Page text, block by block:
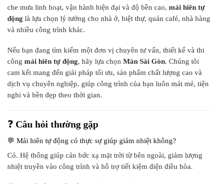
che mưa linh hoạt, vận hành hiện đại và độ bền cao, mái hiên tự
động là lựa chọn lý tưởng cho nhà ở, biệt thự, quán café, nhà hàng
và nhiều công trình khác.
Nếu bạn đang tìm kiếm một đơn vị chuyên tư vấn, thiết kế và thi
công mái hiên tự động, hãy lựa chọn Màn Sài Gòn. Chúng tôi
cam kết mang đến giải pháp tối ưu, sản phẩm chất lượng cao và
dịch vụ chuyên nghiệp, giúp công trình của bạn luôn mát mẻ, tiện
nghi và bền đẹp theo thời gian.
❓ Câu hỏi thường gặp
💬 Mái hiên tự động có thực sự giúp giảm nhiệt không?
Có. Hệ thống giúp cản bức xạ mặt trời từ bên ngoài, giảm lượng
nhiệt truyền vào công trình và hỗ trợ tiết kiệm điện điều hòa.